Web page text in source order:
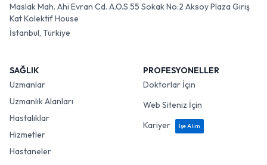
Maslak Mah. Ahi Evran Cd. A.O.S 55 Sokak No:2 Aksoy Plaza Giriş
Kat Kolektif House
İstanbul, Türkiye
SAĞLIK
Uzmanlar
Uzmanlık Alanları
Hastalıklar
Hizmetler
Hastaneler
PROFESYONELLER
Doktorlar İçin
Web Siteniz İçin
Kariyer
İşe Alım